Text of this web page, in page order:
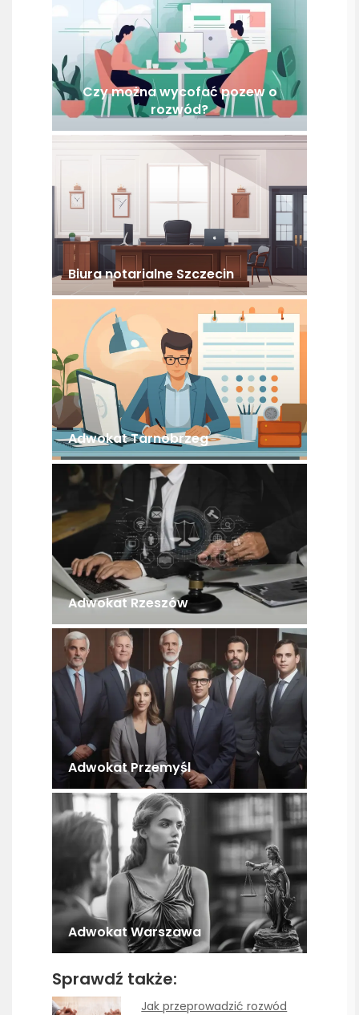
Czy można wycofać pozew o
rozwód?
Biura notarialne Szczecin
Adwokat Tarnobrzeg
Adwokat Rzeszów
Adwokat Przemyśl
Adwokat Warszawa
Sprawdź także:
Jak przeprowadzić rozwód